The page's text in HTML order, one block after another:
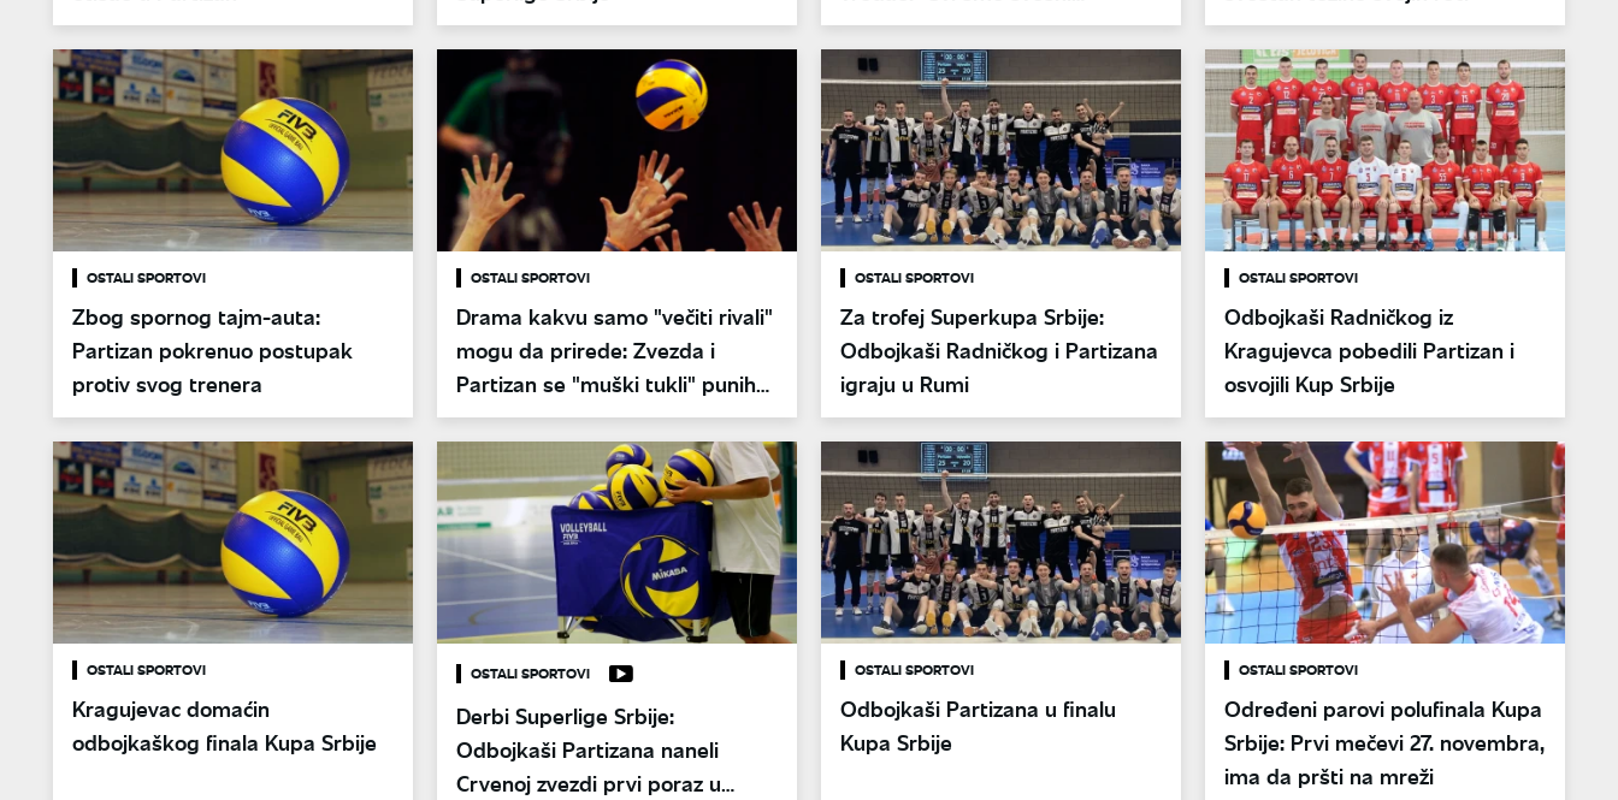
njegovog načina rada"
OSTALI SPORTOVI
Zbog spornog tajm-auta:
Partizan pokrenuo postupak
protiv svog trenera
OSTALI SPORTOVI
Drama kakvu samo "večiti rivali"
mogu da prirede: Zvezda i
Partizan se "muški tukli" punih
pet setova
OSTALI SPORTOVI
Za trofej Superkupa Srbije:
Odbojkaši Radničkog i Partizana
igraju u Rumi
OSTALI SPORTOVI
Odbojkaši Radničkog iz
Kragujevca pobedili Partizan i
osvojili Kup Srbije
OSTALI SPORTOVI
Kragujevac domaćin
odbojkaškog finala Kupa Srbije
OSTALI SPORTOVI
Derbi Superlige Srbije:
Odbojkaši Partizana naneli
Crvenoj zvezdi prvi poraz u
OSTALI SPORTOVI
Odbojkaši Partizana u finalu
Kupa Srbije
OSTALI SPORTOVI
Određeni parovi polufinala Kupa
Srbije: Prvi mečevi 27. novembra,
ima da pršti na mreži